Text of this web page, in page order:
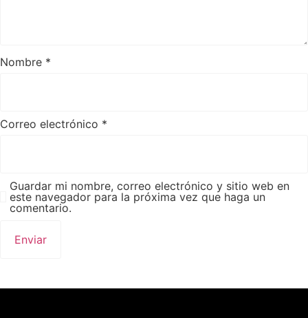
Nombre *
Correo electrónico *
Guardar mi nombre, correo electrónico y sitio web en
este navegador para la próxima vez que haga un
comentario.